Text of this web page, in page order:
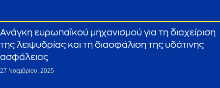
Ανάγκη ευρωπαϊκού μηχανισμού για τη διαχείριση
της λειψυδρίας και τη διασφάλιση της υδάτινης
ασφάλειας
27 Νοεμβρίου, 2025